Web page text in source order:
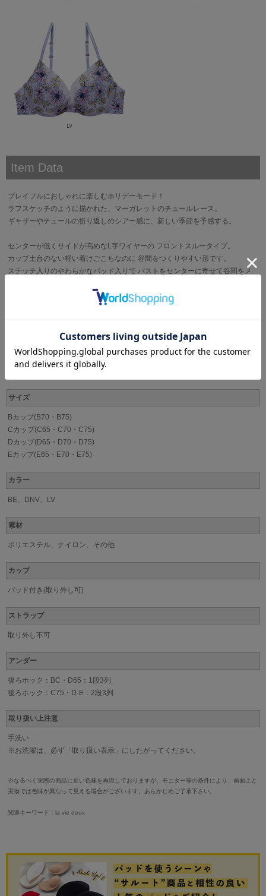
Item Data
プレイフルにおしゃれに楽しむホリデーモード！
ラフスケッチのように描かれた、マーガレットのチュールレース。
ギャザーやチュールの折り返しのシアー感に、新しい季節を予感する。
センターが低くサイドが高めなL字ワイヤーの フロントスルータイプ。
カップ土台のない軽い着けごこちなのに 谷間をつくりやすい形です。
ステッチ入りのやわらかなパッド入りで バストをセンターに寄せて谷間をメ
カップ肌側はコットン混のやさしい肌あたりです。 サイドベルトは伸縮性の
あるパワーネットで、 インポートライクなルックスに。
ブランド
La vie a deux(ラヴィアドゥ)
サイズ
Bカップ(B70・B75)
Cカップ(C65・C70・C75)
Dカップ(D65・D70・D75)
Eカップ(E65・E70・E75)
カラー
BE、DNV、LV
素材
ポリエステル、ナイロン、その他
カップ
パッド付き(取り外し可)
ストラップ
取り外し不可
アンダー
後ろホック：BC・D65：1段3列
後ろホック：C75・D-E：2段3列
取り扱い上注意
手洗い
※お洗濯は、必ず「取り扱い表示」にしたがってください。
※なるべく実際の商品に近い色味を再現しておりますが、モニター等の条件により、画面上と
実物では色味が異なって見える場合がございます。あらかじめご了承下さい。
関連キーワード：la vie deux